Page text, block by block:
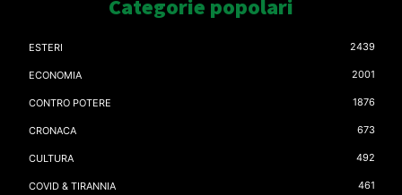
Categorie popolari
ESTERI 2439
ECONOMIA 2001
CONTRO POTERE 1876
CRONACA 673
CULTURA 492
COVID & TIRANNIA 461